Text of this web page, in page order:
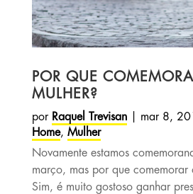
POR QUE
MULHER?
por Raquel Trevisan| mar 8,
Home, Mulher
Novamente estamos
março, mas por que
Sim, é muito gostoso ganhar